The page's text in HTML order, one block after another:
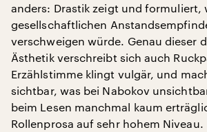
anders: Drastik zeigt und formuliert,
gesellschaftlichen
verschweigen würde. Genau dieser
Ästhetik verschreibt sich auch
Erzählstimme klingt vulgär, und
sichtbar, was bei Nabokov
beim Lesen manchmal kaum
Rollenprosa auf sehr hohem Niveau.